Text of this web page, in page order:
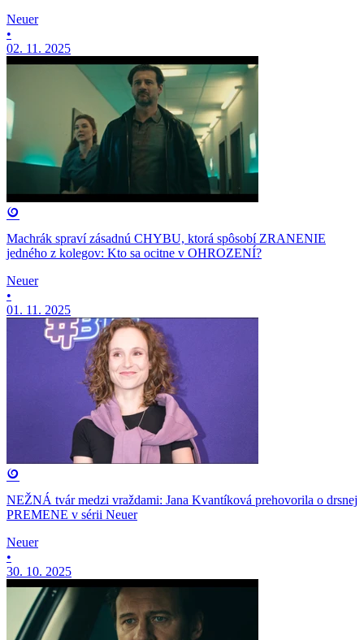
Neuer
•
02. 11. 2025
Machrák spraví zásadnú CHYBU, ktorá spôsobí ZRANENIE
jedného z kolegov: Kto sa ocitne v OHROZENÍ?
Neuer
•
01. 11. 2025
NEŽNÁ tvár medzi vraždami: Jana Kvantíková prehovorila o drsnej
PREMENE v sérii Neuer
Neuer
•
30. 10. 2025